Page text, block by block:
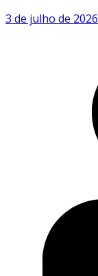
3 de julho de 2026